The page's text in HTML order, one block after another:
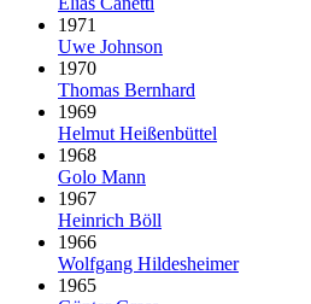
1971
Uwe Johnson
1970
Thomas Bernhard
1969
Helmut Heißenbüttel
1968
Golo Mann
1967
Heinrich Böll
1966
Wolfgang Hildesheimer
1965